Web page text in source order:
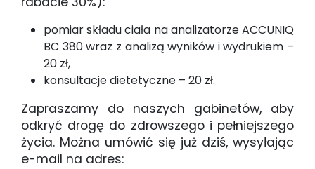
pomiar składu ciała na analizatorze ACCUNIQ
BC 380 wraz z analizą wyników i wydrukiem –
20 zł,
konsultacje dietetyczne – 20 zł.
Zapraszamy do naszych gabinetów, aby
odkryć drogę do zdrowszego i pełniejszego
życia. Można umówić się już dziś, wysyłając
e-mail na adres: